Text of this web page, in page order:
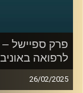
פרק ספיישל
לרפואה
26/02/2025